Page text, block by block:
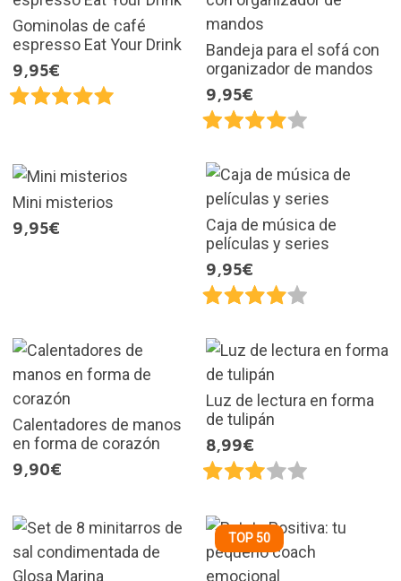
Gominolas de café
espresso Eat Your Drink
9,95€
Bandeja para el sofá con
organizador de mandos
9,95€
Mini misterios
9,95€
Caja de música de
películas y series
9,95€
Calentadores de manos
en forma de corazón
9,90€
Luz de lectura en forma
de tulipán
8,99€
TOP 50